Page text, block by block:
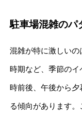
駐車場混雑のパ
混雑が特に激しい
時期など、季節の
時前後、午後から
る傾向があります